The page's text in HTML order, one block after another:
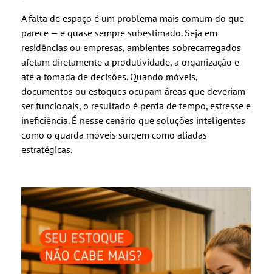
A falta de espaço é um problema mais comum do que
parece — e quase sempre subestimado. Seja em
residências ou empresas, ambientes sobrecarregados
afetam diretamente a produtividade, a organização e
até a tomada de decisões. Quando móveis,
documentos ou estoques ocupam áreas que deveriam
ser funcionais, o resultado é perda de tempo, estresse e
ineficiência. É nesse cenário que soluções inteligentes
como o guarda móveis surgem como aliadas
estratégicas.